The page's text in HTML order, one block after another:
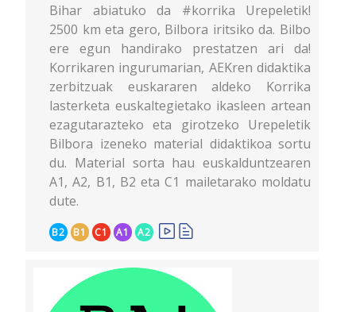
Bihar abiatuko da #korrika Urepeletik!
2500 km eta gero, Bilbora iritsiko da. Bilbo
ere egun handirako prestatzen ari da!
Korrikaren ingurumarian, AEKren didaktika
zerbitzuak euskararen aldeko Korrika
lasterketa euskaltegietako ikasleen artean
ezagutarazteko eta girotzeko Urepeletik
Bilbora izeneko material didaktikoa sortu
du. Material sorta hau euskalduntzearen
A1, A2, B1, B2 eta C1 mailetarako moldatu
dute.
B2 B1 C1 A1 A2